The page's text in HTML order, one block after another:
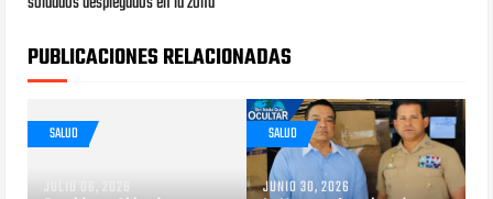
PUBLICACIONES RELACIONADAS
SALUD
JULIO 06, 2026
SALUD
JUNIO 30, 2026